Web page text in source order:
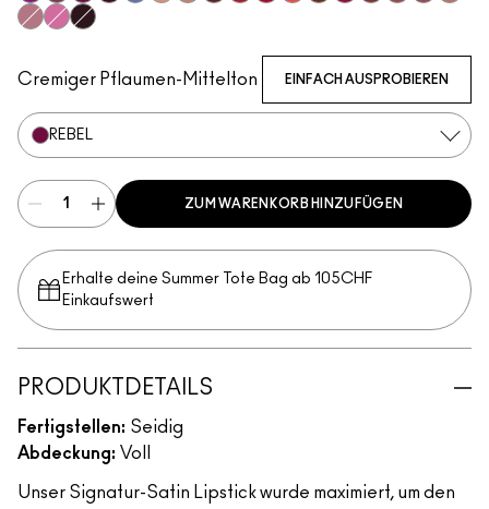
Violet Vaport
Amorous
RebelGuessing Game
Cremiger Pflaumen-Mittelton EINFACH AUSPROBIEREN
REBEL
ZUM WARENKORB HINZUFÜGEN
Erhalte deine Summer Tote Bag ab 105CHF
Einkaufswert​
PRODUKTDETAILS
Fertigstellen: Seidig
Abdeckung: Voll
Unser Signatur-Satin Lipstick wurde maximiert, um den